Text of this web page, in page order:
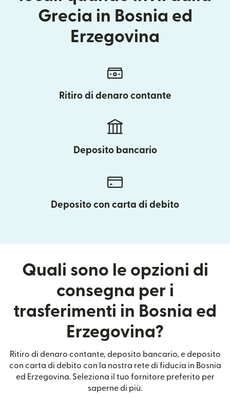
Grecia in Bosnia ed
Erzegovina
Ritiro di denaro contante
Deposito bancario
Deposito con carta di debito
Quali sono le opzioni di
consegna per i
trasferimenti in Bosnia ed
Erzegovina?
Ritiro di denaro contante, deposito bancario, e deposito
con carta di debito con la nostra rete di fiducia in Bosnia
ed Erzegovina. Seleziona il tuo fornitore preferito per
saperne di più.